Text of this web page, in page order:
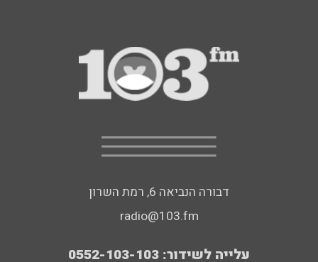
דבורה הנביאה 6, רמת השרון
radio@103.fm
עלייה לשידור: 0552-103-103